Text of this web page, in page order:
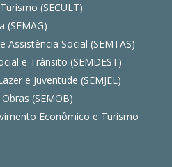
(SECULT)
(SEMAG)
Assistência Social (SEMTAS)
e Trânsito (SEMDEST)
e Juventude (SEMJEL)
(SEMOB)
Econômico e Turismo